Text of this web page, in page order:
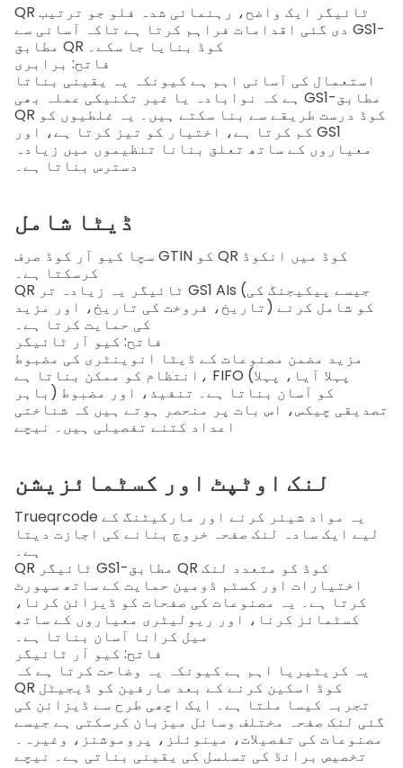
QR ٹائیگر ایک واضح، رہنمائی شدہ فلو جو ترتیب
دی گئی اقدامات فراہم کرتا ہے تاکہ آسانی سے GS1-
مطابق QR کوڈ بنایا جا سکے۔
فاتح: برابری
استعمال کی آسانی اہم ہے کیونکہ یہ یقینی بناتا
ہے کہ نوابادہ یا غیر تکنیکی عملہ بھی GS1-مطابق
QR کوڈ درست طریقے سے بنا سکتے ہیں۔ یہ غلطیوں کو
کم کرتا ہے، اختیار کو تیز کرتا ہے، اور GS1
معیاروں کے ساتھ تعلق بنانا تنظیموں میں زیادہ
دسترس بناتا ہے۔
ڈیٹا شامل
سچا کیو آر کوڈ صرف GTIN کو QR کوڈ میں انکوڈ
کرسکتا ہے۔
QR ٹائیگر یہ زیادہ تر GS1 AIs (جیسے پیکیجنگ کی
تاریخ، فروخت کی تاریخ، اور مزید) کو شامل کرنے
کی حمایت کرتا ہے۔
فاتح: کیو آر ٹائیگر
مزید مضمن مصنوعات کے ڈیٹا انوینٹری کی مضبوط
انتظام کو ممکن بناتا ہے، FIFO (پہلا آیا، پہلا
باہر) کو آسان بناتا ہے۔ تنفيذ، اور مضبوط
تصدیقی چیکس، اس بات پر منحصر ہوتے ہیں کہ شناختی
اعداد کتنے تفصیلی ہیں۔ نیچے
لنک اوٹپٹ اور کسٹمائزیشن
Trueqrcode یہ مواد شیئر کرنے اور مارکیٹنگ کے
لیے ایک سادہ لنک صفحہ خروج بنانے کی اجازت دیتا
ہے۔
GS1-مطابق QR کوڈ کو متعدد لنک
اختیارات اور کسٹم ڈومین حمایت کے ساتھ سپورٹ
کرتا ہے۔ یہ مصنوعات کی صفحات کو ڈیزائن کرنا،
کسٹمائز کرنا، اور ریولیٹری معیاروں کے ساتھ
میل کرانا آسان بناتا ہے۔
فاتح: کیو آر ٹائیگر
یہ کریٹیریا اہم ہے کیونکہ یہ وضاحت کرتا ہے کہ
QR کوڈ اسکین کرنے کے بعد صارفین کو ڈیجیٹل
تجربہ کیسا ملتا ہے۔ ایک اچھی طرح سے ڈیزائن کی
گئی لنک صفحہ مختلف وسائل میزبان کرسکتی ہے جیسے
مصنوعات کی تفصیلات، مینوئلز، پروموشنز، وغیرہ۔
تخصیص برانڈ کی تسلسل کی یقینی بناتی ہے۔ نیچے